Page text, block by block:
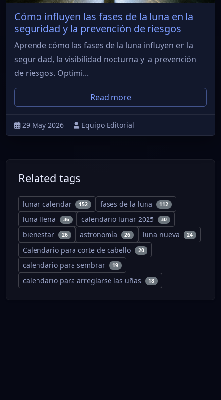
Cómo influyen las fases de la luna en la
seguridad y la prevención de riesgos
Aprende cómo las fases de la luna influyen en la
seguridad, la visibilidad nocturna y la prevención
de riesgos. Optimi...
Read more
29 May 2026 Equipo Editorial
Related tags
lunar calendar 152 fases de la luna 112
luna llena 36 calendario lunar 2025 30
bienestar 26 astronomía 26 luna nueva 24
Calendario para corte de cabello 20
calendario para sembrar 19
calendario para arreglarse las uñas 18